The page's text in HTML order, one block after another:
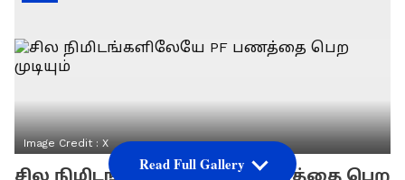
Image Credit : X
சில நிமிடங்களிலேயே PF பணத்தை பெற
Read Full Gallery